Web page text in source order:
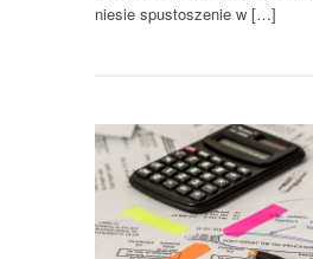
niesie spustoszenie w […]